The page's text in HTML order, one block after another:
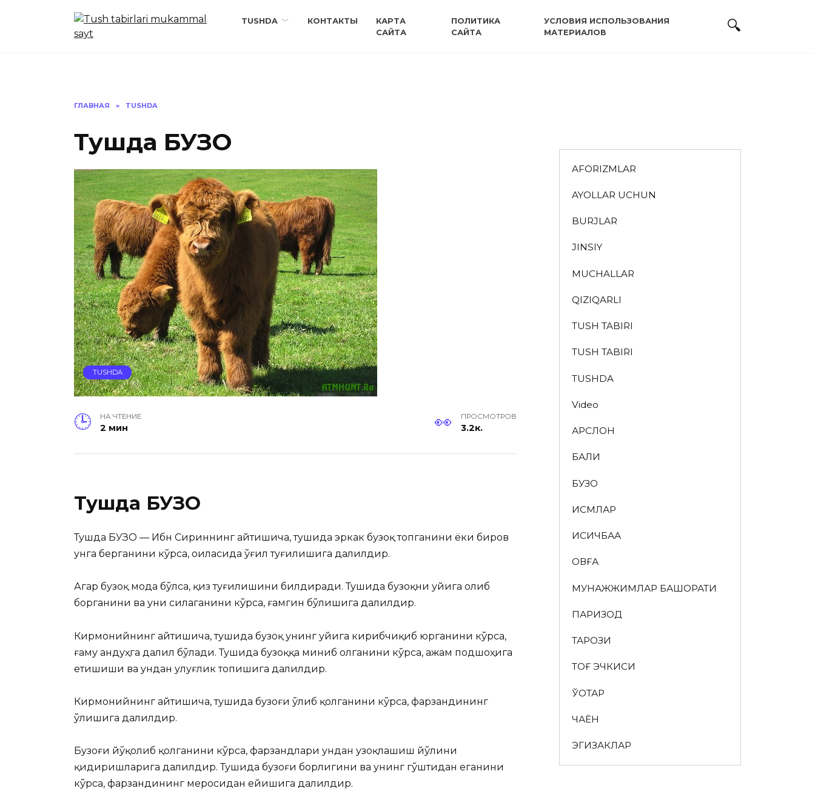
TUSHDA КОНТАКТЫ
КАРТА
САЙТА
ПОЛИТИКА
САЙТА
УСЛОВИЯ ИСПОЛЬЗОВАНИЯ
МАТЕРИАЛОВ
ГЛАВНАЯ » TUSHDA
Тушда БУЗОҚ
TUSHDA
НА ЧТЕНИЕ
2 мин
ПРОСМОТРОВ
3.2к.
Тушда БУЗОҚ
Тушда БУЗОҚ — Ибн Сириннинг айтишича, тушида эркак бузоқ топганини ёки биров
унга берганини кўрса, оиласида ўғил туғилишига далилдир.
Агар бузоқ мода бўлса, қиз туғилишини билдиради. Тушида бузоқни уйига олиб
борганини ва уни силаганини кўрса, ғамгин бўлишига далилдир.
Кирмонийнинг айтишича, тушида бузоқ унинг уйига кирибчиқиб юрганини кўрса,
ғаму андуҳга далил бўлади. Тушида бузоққа миниб олганини кўрса, ажам подшоҳига
етишиши ва ундан улуғлик топишига далилдир.
Кирмонийнинг айтишича, тушида бузоғи ўлиб қолганини кўрса, фарзандининг
ўлишига далилдир.
Бузоғи йўқолиб қолганини кўрса, фарзандлари ундан узоқлашиш йўлини
қидиришларига далилдир. Тушида бузоғи борлигини ва унинг гўштидан еганини
кўрса, фарзандининг меросидан ейишига далилдир.
AFORIZMLAR
AYOLLAR UCHUN
BURJLAR
JINSIY
MUCHALLAR
QIZIQARLI
TUSH TABIRI
TUSH TABIRI
TUSHDA
Video
АРСЛОН
БАЛИҚ
БУЗОҚ
ИСМЛАР
ҚИСҚИЧБАҚА
ҚОВҒА
МУНАЖЖИМЛАР БАШОРАТИ
ПАРИЗОД
ТАРОЗИ
ТОҒ ЭЧКИСИ
ЎҚОТАР
ЧАЁН
ЭГИЗАКЛАР